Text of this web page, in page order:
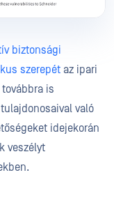
biztonsági
szerepét az ipari
továbbra is
való
idejekorán
veszélyt